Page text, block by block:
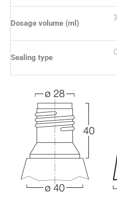
Dosage volume (ml)
Sealing type